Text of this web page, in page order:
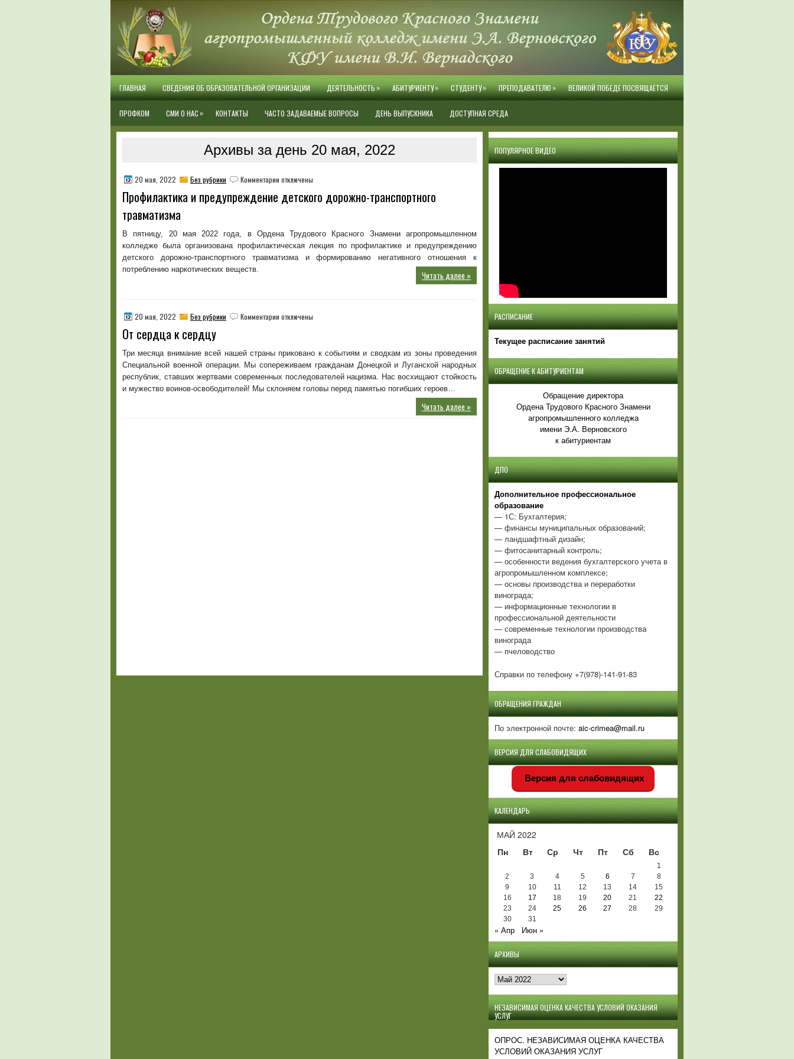
ГЛАВНАЯ СВЕДЕНИЯ ОБ ОБРАЗОВАТЕЛЬНОЙ ОРГАНИЗАЦИИ ДЕЯТЕЛЬНОСТЬ» АБИТУРИЕНТУ» СТУДЕНТУ» ПРЕПОДАВАТЕЛЮ» ВЕЛИКОЙ ПОБЕДЕ ПОСВЯЩАЕТСЯ
ПРОФКОМ СМИ О НАС » КОНТАКТЫ ЧАСТО ЗАДАВАЕМЫЕ ВОПРОСЫ ДЕНЬ ВЫПУСКНИКА ДОСТУПНАЯ СРЕДА
Архивы за день 20 мая, 2022
20 мая, 2022 Без рубрики Комментарии к
Профилактика
детского
дорожно-
транспортного
отключены
Профилактика и предупреждение детского дорожно-транспортного
травматизма
В пятницу, 20 мая 2022 года, в Ордена Трудового Красного Знамени агропромышленном
колледже была организована профилактическая лекция по профилактике и предупреждению
детского дорожно-транспортного травматизма и формированию негативного отношения к
потреблению наркотических веществ.
Читать далее »
20 мая, 2022 Без рубрики Комментарии к
к
сердцу
отключены
От сердца к сердцу
Три месяца внимание всей нашей страны приковано к событиям и сводкам из зоны проведения
Специальной военной операции. Мы сопереживаем гражданам Донецкой и Луганской народных
республик, ставших жертвами современных последователей нацизма. Нас восхищают стойкость
и мужество воинов-освободителей! Мы склоняем головы перед памятью погибших героев…
Читать далее »
ПОПУЛЯРНОЕ ВИДЕО
РАСПИСАНИЕ
Текущее расписание занятий
ОБРАЩЕНИЕ К АБИТУРИЕНТАМ
Обращение директора
Ордена Трудового Красного Знамени
агропромышленного колледжа
имени Э.А. Верновского
к абитуриентам
ДПО
Дополнительное профессиональное
образование
— 1С: Бухгалтерия;
— финансы муниципальных образований;
— ландшафтный дизайн;
— фитосанитарный контроль;
— особенности ведения бухгалтерского учета в
агропромышленном комплексе;
— основы производства и переработки
винограда;
— информационные технологии в
профессиональной деятельности
— современные технологии производства
винограда
— пчеловодство
Справки по телефону +7(978)-141-91-83
ОБРАЩЕНИЯ ГРАЖДАН
По электронной почте: aic-crimea@mail.ru
ВЕРСИЯ ДЛЯ СЛАБОВИДЯЩИХ
Версия для слабовидящих
КАЛЕНДАРЬ
МАЙ 2022
Пн
Вт Ср Чт Пт Сб Вс
1
2
3 4 5 6 7
8
9
10 11 12 13 14
15
16
17 18 19 20 21
22
23
24 25 26 27 28
29
30
31
« Апр Июн »
АРХИВЫ
Архивы
НЕЗАВИСИМАЯ ОЦЕНКА КАЧЕСТВА УСЛОВИЙ ОКАЗАНИЯ
УСЛУГ
ОПРОС. НЕЗАВИСИМАЯ ОЦЕНКА КАЧЕСТВА
УСЛОВИЙ ОКАЗАНИЯ УСЛУГ